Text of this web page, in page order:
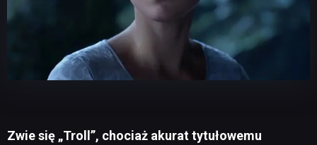
Zwie się „Troll”, chociaż akurat tytułowemu